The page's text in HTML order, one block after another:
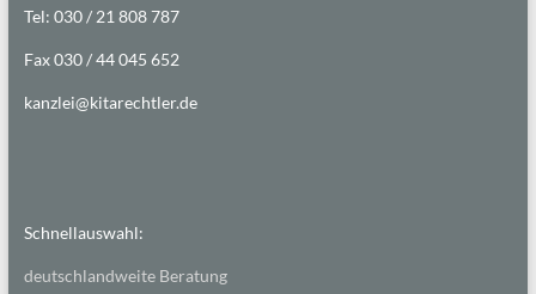
Tel: 030 / 21 808 787
Fax 030 / 44 045 652
kanzlei@kitarechtler.de
Schnellauswahl:
deutschlandweite Beratung